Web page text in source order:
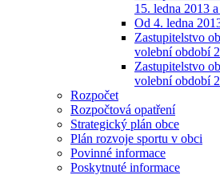
15. ledna 2013
Od 4. ledna
Zastupitelstvo
volební období
Zastupitelstvo
volební období
Rozpočet
Rozpočtová opatření
Strategický plán obce
Plán rozvoje sportu v obci
Povinné informace
Poskytnuté informace